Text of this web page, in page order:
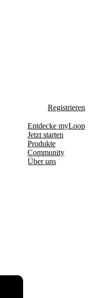
Registrieren
Entdecke myLoop
Jetzt starten
Produkte
Community
Über uns